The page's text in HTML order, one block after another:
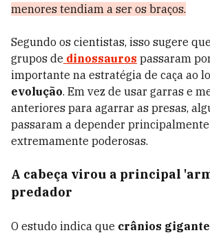
menores tendiam a ser os braços.
Segundo os cientistas, isso sugere
grupos de dinossauros passaram
importante na estratégia de caça ao
evolução. Em vez de usar garras e
anteriores para agarrar as presas,
passaram a depender
extremamente poderosas.
A cabeça virou a principal
predador
O estudo indica que crânios